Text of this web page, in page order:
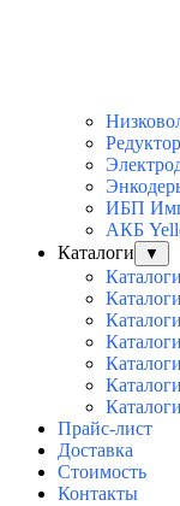
ИБП
АКБ
Каталоги
▼
Прайс-лист
Доставка
Стоимость
Контакты